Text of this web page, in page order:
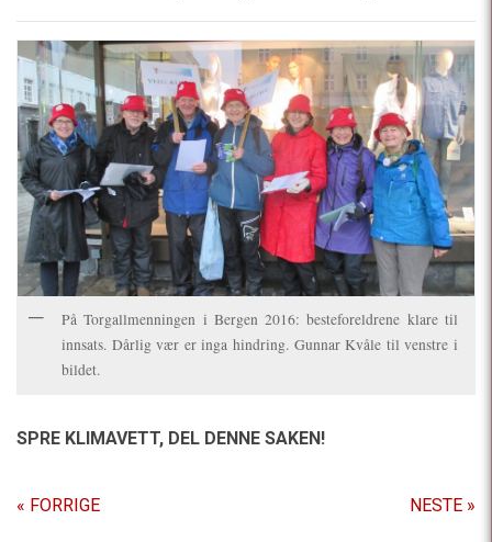
På Torgallmenningen i Bergen 2016: besteforeldrene klare til
innsats. Dårlig vær er inga hindring. Gunnar Kvåle til venstre i
bildet.
SPRE KLIMAVETT, DEL DENNE SAKEN!
« FORRIGE NESTE »